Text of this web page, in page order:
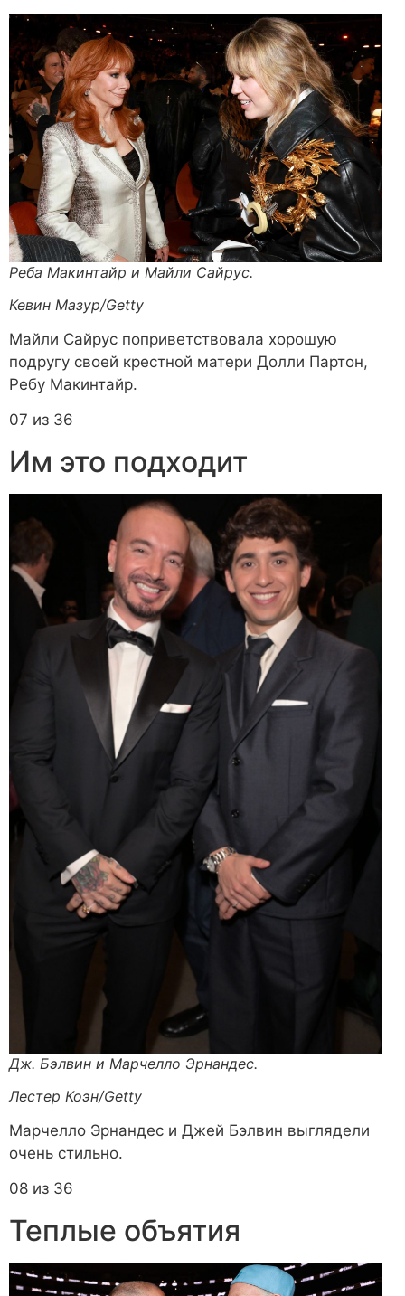
Реба Макинтайр и Майли Сайрус.
Кевин Мазур/Getty
Майли Сайрус поприветствовала хорошую
подругу своей крестной матери Долли Партон,
Ребу Макинтайр.
07 из 36
Им это подходит
Дж. Бэлвин и Марчелло Эрнандес.
Лестер Коэн/Getty
Марчелло Эрнандес и Джей Бэлвин выглядели
очень стильно.
08 из 36
Теплые объятия